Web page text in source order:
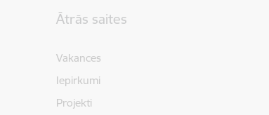
Ātrās saites
Vakances
Iepirkumi
Projekti